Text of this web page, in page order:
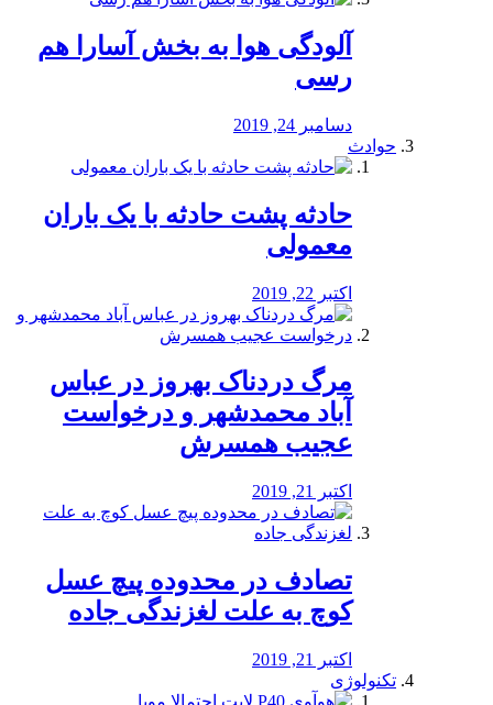
آلودگی هوا به بخش آسارا هم
رسی
دسامبر 24, 2019
حوادث
️حادثه پشت حادثه با یک باران
معمولی
اکتبر 22, 2019
مرگ دردناک بهروز در عباس
آباد محمدشهر و درخواست
عجیب همسرش
اکتبر 21, 2019
تصادف در محدوده پیچ عسل
کوچ به علت لغزندگی جاده
اکتبر 21, 2019
تکنولوژی